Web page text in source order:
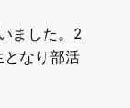
ました。2
となり部活